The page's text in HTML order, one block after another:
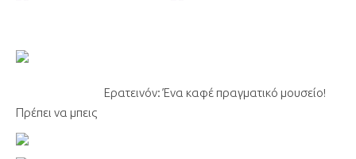
Ερατεινόν: Ένα καφέ πραγματικό μουσείο!
Πρέπει να μπεις